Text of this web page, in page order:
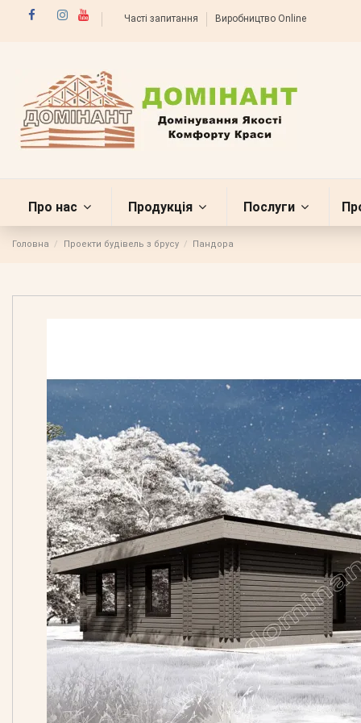
Часті запитання Виробництво Online
Про нас Продукція Послуги
Головна Проекти будівель з брусу Пандора